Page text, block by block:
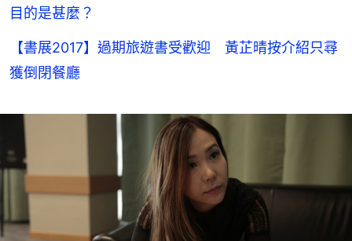
目的是甚麼？
【書展2017】過期旅遊書受歡迎 黃芷晴按介紹只尋
獲倒閉餐廳